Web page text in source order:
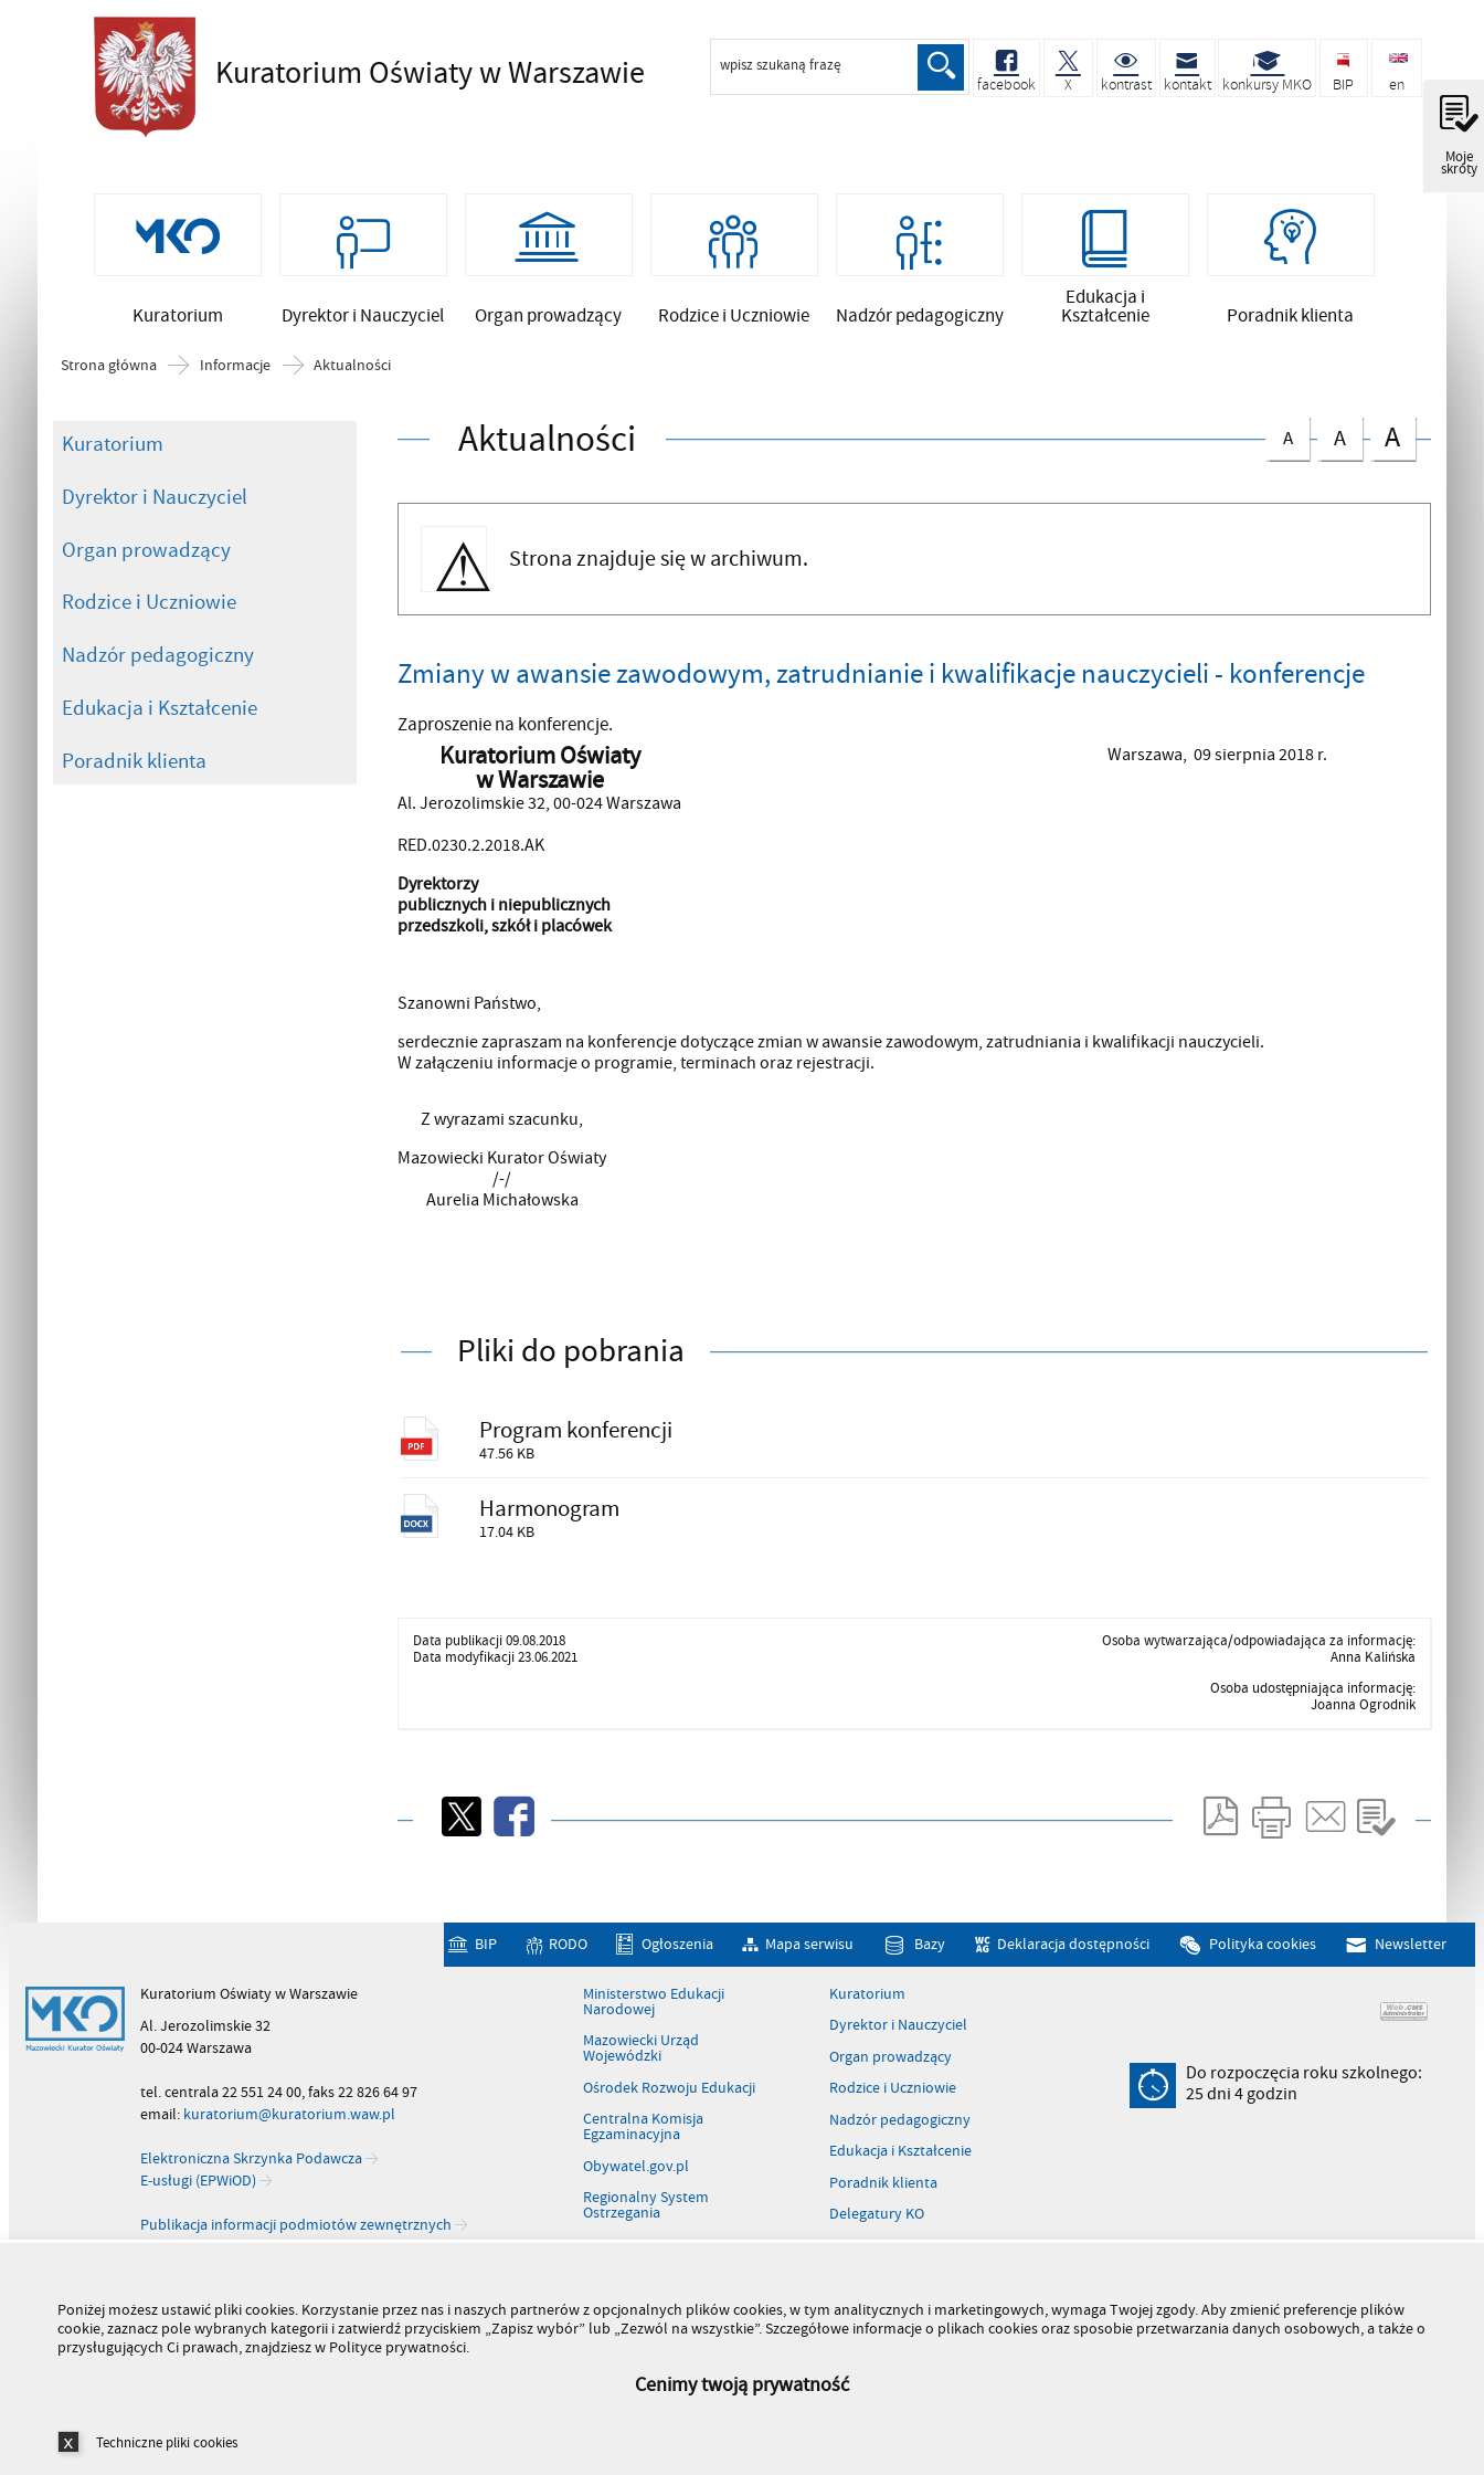
Moje
skróty
Kuratorium Oświatyw Warszawie wpisz szukaną frazę
Szukaj
facebook X kontrast kontakt konkursy MKO BIP en
Kuratorium Dyrektor i Nauczyciel Organ prowadzący Rodzice i Uczniowie Nadzór pedagogiczny
Edukacja i
Kształcenie Poradnik klienta
Strona główna Informacje Aktualności
Kuratorium
Dyrektor i Nauczyciel
Organ prowadzący
Rodzice i Uczniowie
Nadzór pedagogiczny
Edukacja i Kształcenie
Poradnik klienta
Aktualności A A A
Strona znajduje się w archiwum.
Zmiany w awansie zawodowym, zatrudnianie i kwalifikacje nauczycieli - konferencje
Zaproszenie na konferencje.
Warszawa, 09 sierpnia 2018 r.
Kuratorium Oświaty
w Warszawie
Al. Jerozolimskie 32, 00-024 Warszawa
RED.0230.2.2018.AK
Dyrektorzy
publicznych i niepublicznych
przedszkoli, szkół i placówek
Szanowni Państwo,
serdecznie zapraszam na konferencje dotyczące zmian w awansie zawodowym, zatrudniania i kwalifikacji nauczycieli.
W załączeniu informacje o programie, terminach oraz rejestracji.
Z wyrazami szacunku,
Mazowiecki Kurator Oświaty
/-/
Aurelia Michałowska
Pliki do pobrania
Program konferencji
47.56 KB
Harmonogram
17.04 KB
Data publikacji 09.08.2018
Data modyfikacji 23.06.2021
Osoba wytwarzająca/odpowiadająca za informację:
Anna Kalińska
Osoba udostępniająca informację:
Joanna Ogrodnik
Kuratorium Oświaty w Warszawie
Al. Jerozolimskie 32
00-024 Warszawa
tel. centrala 22 551 24 00, faks 22 826 64 97
email: kuratorium@kuratorium.waw.pl
Elektroniczna Skrzynka Podawcza
E-usługi (EPWiOD)
Publikacja informacji podmiotów zewnętrznych
BIP RODO Ogłoszenia Mapa serwisu Bazy Deklaracja dostępności Polityka cookies Newsletter
Ministerstwo Edukacji
Narodowej
Mazowiecki Urząd
Wojewódzki
Ośrodek Rozwoju Edukacji
Centralna Komisja
Egzaminacyjna
Obywatel.gov.pl
Regionalny System
Ostrzegania
Kuratorium
Dyrektor i Nauczyciel
Organ prowadzący
Rodzice i Uczniowie
Nadzór pedagogiczny
Edukacja i Kształcenie
Poradnik klienta
Delegatury KO
Patronaty
Wolne stanowiska pracy
Kiermasz książek
Do rozpoczęcia roku szkolnego:
25dni4 godzin
Poniżej możesz ustawić pliki cookies. Korzystanie przez nas i naszych partnerów z opcjonalnych plików cookies, w tym analitycznych i marketingowych, wymaga Twojej zgody. Aby zmienić preferencje plików
cookie, zaznacz pole wybranych kategorii i zatwierdź przyciskiem „Zapisz wybór” lub „Zezwól na wszystkie”. Szczegółowe informacje o plikach cookies oraz sposobie przetwarzania danych osobowych, a także o
przysługujących Ci prawach, znajdziesz w Polityce prywatności.
Cenimy twoją prywatność
Techniczne pliki cookies